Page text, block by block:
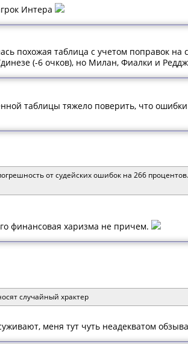
Интера
похожая таблица с учетом поправок
(-6 очков), но Милан, Фиалки и
таблицы тяжело поверить, что
от судейских ошибок на 266
финансовая харизма не причем.
случайный храктер
меня тут чуть неадекватом